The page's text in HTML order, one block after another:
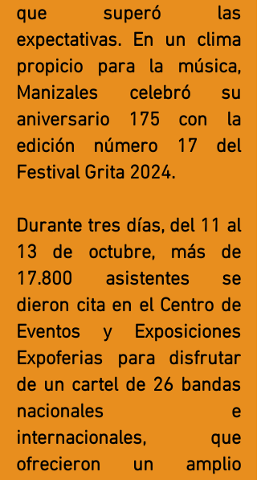
que superó las
expectativas. En un clima
propicio para la música,
Manizales celebró su
aniversario 175 con la
edición número 17 del
Festival Grita 2024.
Durante tres días, del 11 al
13 de octubre, más de
17.800 asistentes se
dieron cita en el Centro de
Eventos y Exposiciones
Expoferias para disfrutar
de un cartel de 26 bandas
nacionales e
internacionales, que
ofrecieron un amplio